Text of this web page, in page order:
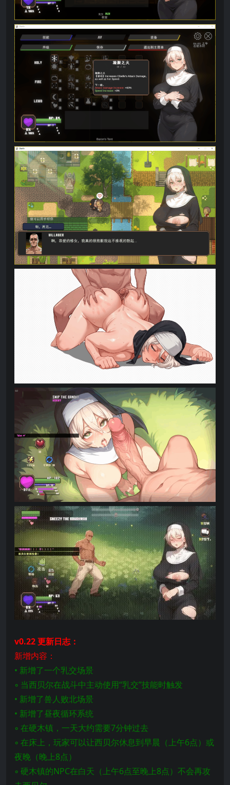
v0.22 更新日志：
新增内容：
• 新增了一个乳交场景
◦ 当西贝尔在战斗中主动使用“乳交”技能时触发
• 新增了兽人败北场景
• 新增了昼夜循环系统
◦ 在硬木镇，一天大约需要7分钟过去
◦ 在床上，玩家可以让西贝尔休息到早晨（上午6点）或
夜晚（晚上8点）
◦ 硬木镇的NPC在白天（上午6点至晚上8点）不会再攻